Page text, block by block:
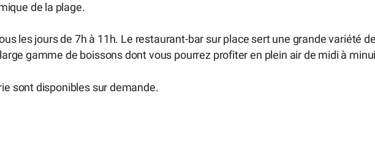
de la plage.
les jours de 7h à 11h. Le restaurant-bar sur place sert une grande variété de
gamme de boissons dont vous pourrez profiter en plein air de midi à
sont disponibles sur demande.